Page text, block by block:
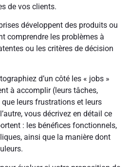
de vos clients.
développent des produits ou
comprendre les problèmes à
ou les critères de décision
d’un côté les « jobs »
à accomplir (leurs tâches,
leurs frustrations et leurs
vous décrivez en détail ce
: les bénéfices fonctionnels,
ainsi que la manière dont